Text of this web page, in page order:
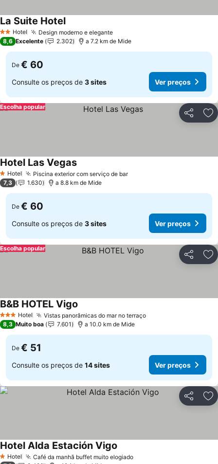
2 Estrelas
Hotel Design moderno e elegante
La Suite Hotel
8,6 Excelente 2.302 a 7.2 km de Mide
De € 60
Consulte os preços de 3 sites Ver preços
Partilhar
Escolha popular
1 Estrelas
Hotel Piscina exterior com serviço de bar
Hotel Las Vegas
7,3 1.630 a 8.8 km de Mide
De € 60
Consulte os preços de 3 sites Ver preços
Partilhar
Escolha popular
3 EstrelasHotel Vistas panorâmicas do mar no terraço
B&B HOTEL Vigo
8,3 Muito boa 7.601 a 10.0 km de Mide
De € 51
Consulte os preços de 14 sites Ver preços
Partilhar
1 Estrelas
Hotel Café da manhã buffet muito elogiado
Hotel Alda Estación Vigo